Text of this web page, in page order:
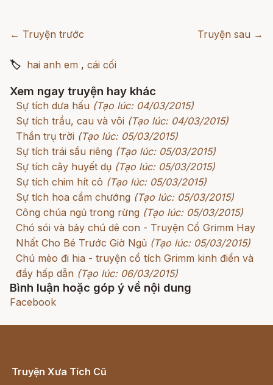
← Truyện trước Truyện sau →
🏷 hai anh em , cái cối
Xem ngay truyện hay khác
Sự tích dưa hấu (Tạo lúc: 04/03/2015)
Sự tích trầu, cau và vôi (Tạo lúc: 04/03/2015)
Thần trụ trời (Tạo lúc: 05/03/2015)
Sự tích trái sầu riêng (Tạo lúc: 05/03/2015)
Sự tích cây huyết dụ (Tạo lúc: 05/03/2015)
Sự tích chim hít cô (Tạo lúc: 05/03/2015)
Sự tích hoa cẩm chướng (Tạo lúc: 05/03/2015)
Công chúa ngủ trong rừng (Tạo lúc: 05/03/2015)
Chó sói và bảy chú dê con - Truyện Cổ Grimm Hay
Nhất Cho Bé Trước Giờ Ngủ (Tạo lúc: 05/03/2015)
Chú mèo đi hia - truyện cổ tích Grimm kinh điển và
đầy hấp dẫn (Tạo lúc: 06/03/2015)
Bình luận hoặc góp ý về nội dung
Facebook
Truyện Xưa Tích Cũ